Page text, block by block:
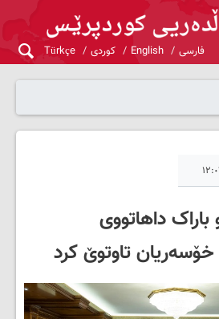
فارسی English کوردی Türkçe
باراک داهاتووی
خۆسەریان تاوتوێ کرد